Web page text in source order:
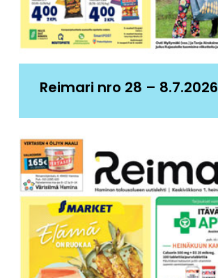
Reimari nro 28 – 8.7.2026